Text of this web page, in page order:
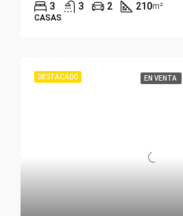
3 3 2 210m²
CASAS
DESTACADO EN VENTA